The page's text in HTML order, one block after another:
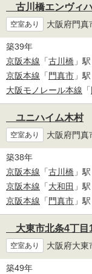
古川橋エンヴィ
空室あり 大阪府門真
築39年
京阪本線 「古川橋 」駅
京阪本線 「 門真市 」駅
大阪モノレール本線 「
ユニハイム木村
空室あり 大阪府門真
築38年
京阪本線 「古川橋 」駅
京阪本線 「大和田 」駅
京阪本線 「 門真市 」駅
大東市北条4丁目
空室あり 大阪府大東
築49年